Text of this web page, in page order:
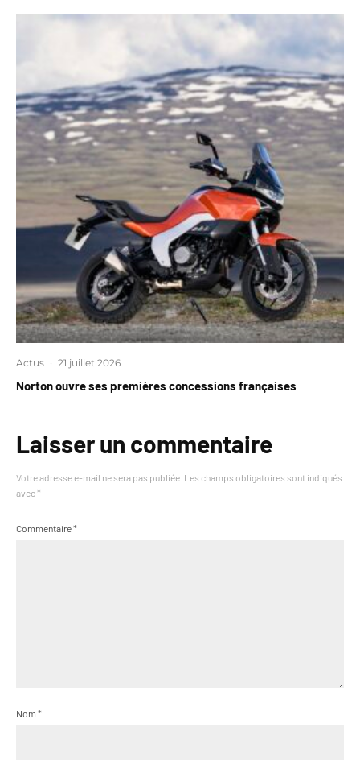
Actus · 21 juillet 2026
Norton ouvre ses premières concessions françaises
Laisser un commentaire
Votre adresse e-mail ne sera pas publiée. Les champs obligatoires sont indiqués
avec *
Commentaire*
Nom *